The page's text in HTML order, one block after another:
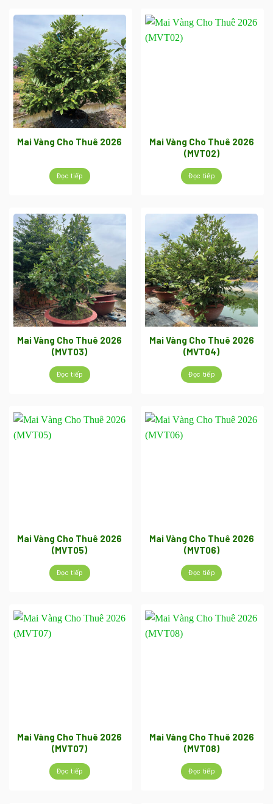
Mai Vàng Cho Thuê 2026
Đọc tiếp
Mai Vàng Cho Thuê 2026
(MVT02)
Đọc tiếp
Mai Vàng Cho Thuê 2026
(MVT03)
Đọc tiếp
Mai Vàng Cho Thuê 2026
(MVT04)
Đọc tiếp
Mai Vàng Cho Thuê 2026
(MVT05)
Đọc tiếp
Mai Vàng Cho Thuê 2026
(MVT06)
Đọc tiếp
Mai Vàng Cho Thuê 2026
(MVT07)
Đọc tiếp
Mai Vàng Cho Thuê 2026
(MVT08)
Đọc tiếp